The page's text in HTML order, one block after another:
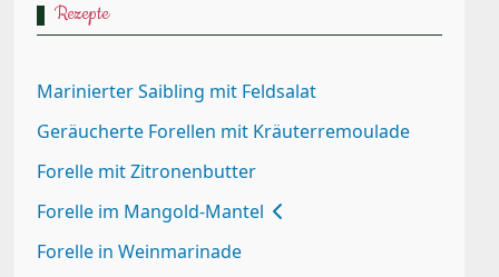
Rezepte
Marinierter Saibling mit Feldsalat
Geräucherte Forellen mit Kräuterremoulade
Forelle mit Zitronenbutter
Forelle im Mangold-Mantel
Forelle in Weinmarinade